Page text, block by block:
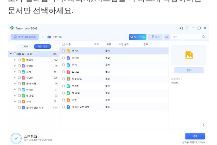
문서만 선택하세요.